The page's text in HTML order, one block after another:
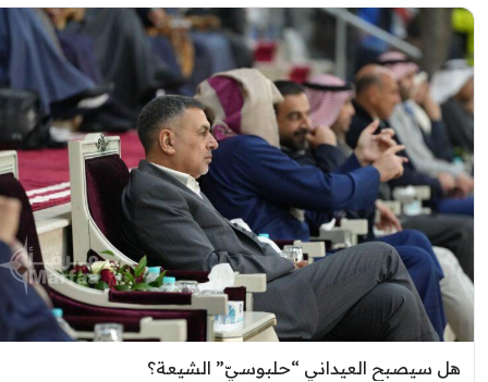
سيصبح العيداني “حلبوسيّ” الشيعة؟